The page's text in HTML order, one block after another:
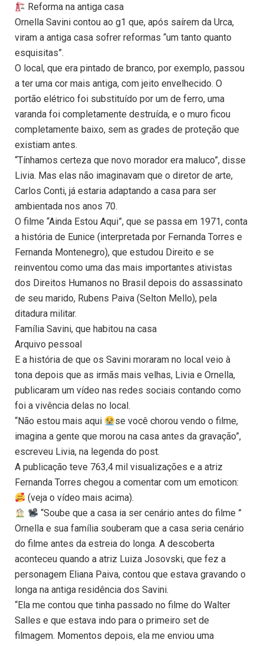
Reforma na antiga casa
Ornella Savini contou ao g1 que, após saírem da Urca,
viram a antiga casa sofrer reformas “um tanto quanto
esquisitas”.
O local, que era pintado de branco, por exemplo, passou
a ter uma cor mais antiga, com jeito envelhecido. O
portão elétrico foi substituído por um de ferro, uma
varanda foi completamente destruída, e o muro ficou
completamente baixo, sem as grades de proteção que
existiam antes.
“Tínhamos certeza que novo morador era maluco”, disse
Livia. Mas elas não imaginavam que o diretor de arte,
Carlos Conti, já estaria adaptando a casa para ser
ambientada nos anos 70.
O filme “Ainda Estou Aqui”, que se passa em 1971, conta
a história de Eunice (interpretada por Fernanda Torres e
Fernanda Montenegro), que estudou Direito e se
reinventou como uma das mais importantes ativistas
dos Direitos Humanos no Brasil depois do assassinato
de seu marido, Rubens Paiva (Selton Mello), pela
ditadura militar.
Família Savini, que habitou na casa
Arquivo pessoal
E a história de que os Savini moraram no local veio à
tona depois que as irmãs mais velhas, Livia e Ornella,
publicaram um vídeo nas redes sociais contando como
foi a vivência delas no local.
“Não estou mais aqui
se você chorou vendo o filme,
imagina a gente que morou na casa antes da gravação”,
escreveu Livia, na legenda do post.
A publicação teve 763,4 mil visualizações e a atriz
Fernanda Torres chegou a comentar com um emoticon:
(veja o vídeo mais acima).
“Soube que a casa ia ser cenário antes do filme ”
Ornella e sua família souberam que a casa seria cenário
do filme antes da estreia do longa. A descoberta
aconteceu quando a atriz Luiza Josovski, que fez a
personagem Eliana Paiva, contou que estava gravando o
longa na antiga residência dos Savini.
“Ela me contou que tinha passado no filme do Walter
Salles e que estava indo para o primeiro set de
filmagem. Momentos depois, ela me enviou uma